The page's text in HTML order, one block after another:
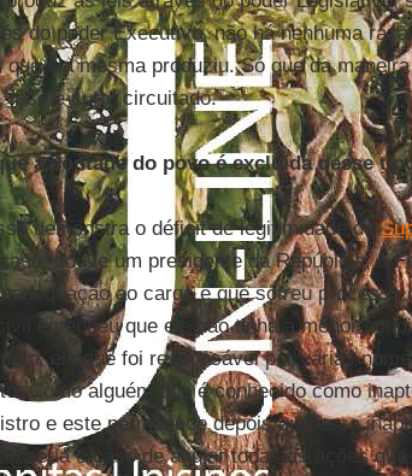
do poder Executivo, não há nenhuma
ela mesma produziu. Só que da
isso é curto circuitado.
a vontade do povo é excluída desse
demonstra o déficit de legitimidade do
houve um presidente da República, o
ao cargo e que sofreu processo
entendeu que ele não tinha a menor
ele que foi responsável por várias
Como alguém que é conhecido como
e este permanece depois que essa
seria o caso de anular todas as ações